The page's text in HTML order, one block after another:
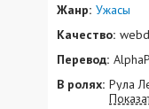
Жанр: Ужасы
Качество:
Перевод:
В ролях: Рула
Джон-